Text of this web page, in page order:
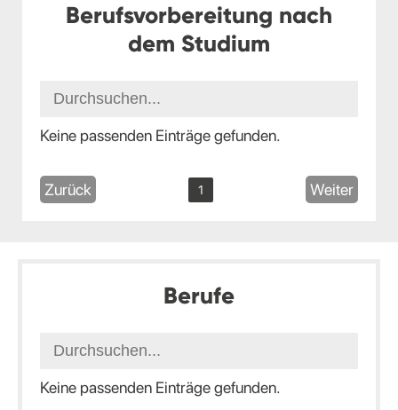
Berufsvorbereitung nach
dem Studium
Keine passenden Einträge gefunden.
Zurück 1 Weiter
Berufe
Keine passenden Einträge gefunden.